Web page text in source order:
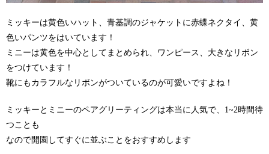
ミッキーは黄色いハット、青基調のジャケットに赤蝶ネクタイ、黄
色いパンツをはいています！
ミニーは黄色を中心としてまとめられ、ワンピース、大きなリボン
をつけています！
靴にもカラフルなリボンがついているのが可愛いですよね！
ミッキーとミニーのペアグリーティングは本当に人気で、1~2時間待
つことも
なので開園してすぐに並ぶことをおすすめします